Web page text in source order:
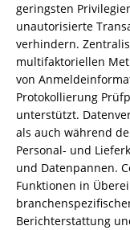
geringsten
unautorisierte
verhindern.
multifaktoriellen
von
Protokollierung
unterstützt.
als auch während
Personal- und
und Datenpannen.
Funktionen in
Berichterstattung